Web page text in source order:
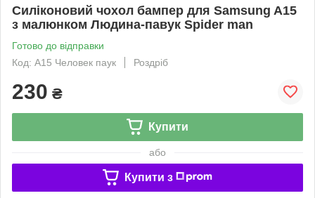
Силіконовий чохол бампер для Samsung A15
з малюнком Людина-павук Spider man
Готово до відправки
Код: A15 Человек паук
Роздріб
230 ₴
Купити
або
Купити з